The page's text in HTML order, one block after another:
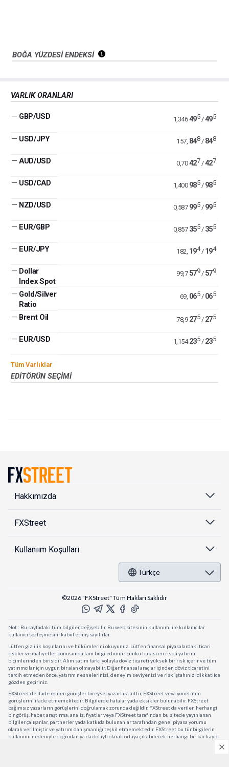
BOĞA YÜZDESİ ENDEKSİ
VARLIK ORANLARI
— GBP/USD 1,346 495/495
— USD/JPY 157, 848/ 848
— AUD/USD 0,70 427 /427
— USD/CAD 1,400 985/ 985
— NZD/USD 0,587 995/ 995
— EUR/GBP 0,857 355/ 355
— EUR/JPY 182, 194/ 194
— Dollar
Index Spot
99,7 579/ 579
— Gold/Silver
Ratio
69, 065/ 065
— Brent Oil 78,9 275/ 275
— EUR/USD 1,154 235/ 235
Tüm Varlıklar
EDITÖRÜN SEÇIMI
Hakkımızda
FXStreet
Kullanıım Koşulları
Türkçe
©2026 "FXStreet" Tüm Hakları Saklıdır
Not : Bu sayfadaki tüm bilgiler değişebilir. Bu web sitesinin kullanımı ile kullanıcılar
kullanıcı sözleşmesini kabul etmiş sayılırlar.
Lütfen gizlilik koşullarını ve hükümlerini okuyunuz. Lütfen finansal piyasalardaki ticari
riskler ve maliyetler konusunda tam bilgi edininiz çünkü burası en riskli yatırım
biçimlerinden birisidir. Alım satım farkı yoluyla döviz ticareti yüksek bir risk içerir ve tüm
yatırımcılar için uygun bir alan olmayabilir. Diğer finansal araçlar içinden döviz ticaretini
tercih etmeden önce, yatırım nesnelerinizi, deneyim seviyenizi ve risk iştahınızı dikkatlice
gözden geçiriniz.
FXStreet’de ifade edilen görüşler bireysel yazarlara aittir, FXStreet veya yönetimin
görüşlerini ifade etmemektedir. Bilgilerde hatalar yada eksikler bulunabilir. FXStreet
bağımsız yazarların görüşlerini doğrulamak zorunda değildir. FXStreet’da verilen herhangi
bir görüş, haber, araştırma, analiz, fiyatlar veya FXStreet tarafından bu sitede yayınlanan
bilgiler çalışanlar, partnerler yada katkıda bulunanlar tarafından genel piyasa yorumu
olarak verilmiştir ve yatırım danışmanlığı teşkil etmemektedir. FXStreet bu tür bilgilerin
kullanımı nedeniyle doğrudan ya da dolaylı olarak ortaya çıkabilecek herhangi bir kâr kaybı